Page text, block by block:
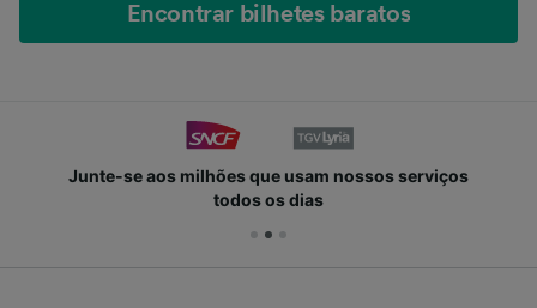
Encontrar bilhetes baratos
Junte-se aos milhões que usam nossos serviços
todos os dias